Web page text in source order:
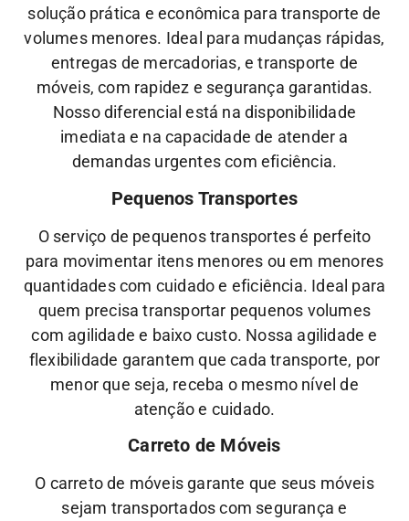
solução prática e econômica para transporte de
volumes menores. Ideal para mudanças rápidas,
entregas de mercadorias, e transporte de
móveis, com rapidez e segurança garantidas.
Nosso diferencial está na disponibilidade
imediata e na capacidade de atender a
demandas urgentes com eficiência.
Pequenos Transportes
O serviço de pequenos transportes é perfeito
para movimentar itens menores ou em menores
quantidades com cuidado e eficiência. Ideal para
quem precisa transportar pequenos volumes
com agilidade e baixo custo. Nossa agilidade e
flexibilidade garantem que cada transporte, por
menor que seja, receba o mesmo nível de
atençãoe cuidado.
Carreto de Móveis
O carreto de móveis garante que seus móveis
sejam transportados com segurança e